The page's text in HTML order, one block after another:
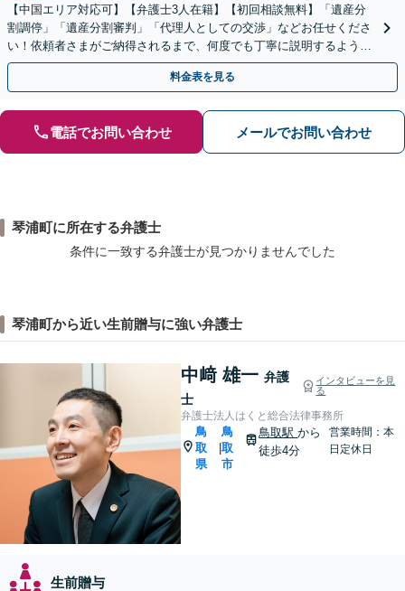
【中国エリア対応可】【弁護士3人在籍】【初回相談無料】「遺産分
割調停」「遺産分割審判」「代理人としての交渉」などお任せくださ
い！依頼者さまがご納得されるまで、何度でも丁寧に説明するよう心
掛けています【土日祝／夜間対応可】【当日／電話相談可】
料金表を見る
電話でお問い合わせ メールでお問い合わせ
琴浦町に所在する弁護士
条件に一致する弁護士が見つかりませんでした
琴浦町から近い生前贈与に強い弁護士
中﨑 雄一 弁護
士
インタビューを見
る
弁護士法人はくと総合法律事務所
鳥
取
県
鳥
取
市
鳥取駅から
徒歩4分
営業時間：本
日定休日
生前贈与